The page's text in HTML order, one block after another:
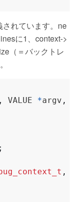
れています。ne
に1、context->
（＝バックトレ
, VALUE *argv ,
;
,